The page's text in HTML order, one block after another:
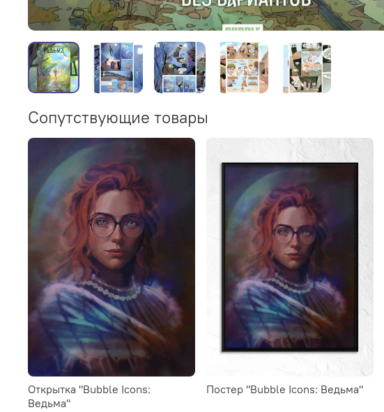
Сопутствующие товары
Открытка "Bubble Icons:
Ведьма"
Постер "Bubble Icons: Ведьма"